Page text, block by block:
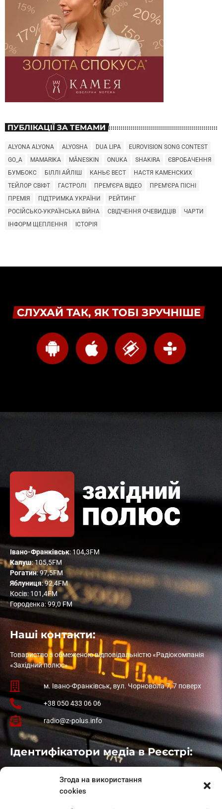
Згода на використання
cookies
ПУБЛІКАЦІЇ ЗА ТЕМАМИ
ALYONA ALYONA ALYOSHA DUA LIPA
EUROVISION SONG CONTEST
GO_A
MAMARIKA MÅNESKIN ONUKA SHAKIRA
ЄВРОБАЧЕННЯ
БУМБОКС
БІЛЛІ АЙЛІШ КАНЬЄ ВЕСТ
НАСТЯ КАМЕНСКИХ
ТЕЙЛОР СВІФТ
ГАСТРОЛІ ПРЕМ'ЄРА ВІДЕО
ПРЕМ'ЄРА ПІСНІ
ПРЕМІЯ
ПІДТРИМКА УКРАЇНИ
РЕЙТИНГ
РОСІЙСЬКО-УКРАЇНСЬКА ВІЙНА
СВІДЧЕННЯ ОЧЕВИДЦІВ
ЧАРТИ
ІНФОРМ ЩЕПЛЕННЯ
ІСТОРІЯ
СЛУХАЙ ТАК, ЯК ТОБІ ЗРУЧНІШЕ
Івано-Франківськ: 104,3FM
Калуш: 105,5FM
Рогатин: 97,5FM
Яблуниця: 92,4FM
Косів: 101,4FM
Городенка: 99,0 FM
Наші контакти:
Товариство з обмеженою відповідальністю «Радіокомпанія
«Західний полюс»
м. Івано-Франківськ, вул. Чорновола 7, 7 поверх
+38 050 433 06 06
radio@z-polus.info
Ідентифікатори медіа в Реєстрі:
: L11-01410
: L11-01801